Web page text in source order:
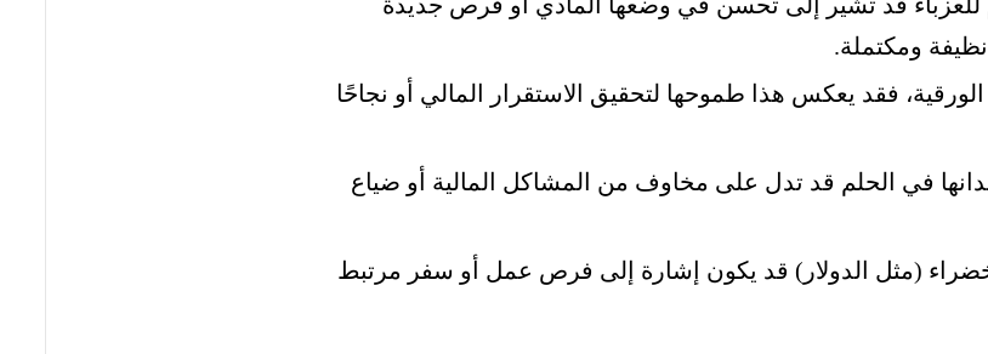
ومكتملة.
الورقية، فقد يعكس هذا طموحها لتحقيق الاستقرار المالي أو نجاحًا
في الحلم قد تدل على مخاوف من المشاكل المالية أو ضياع
الخضراء (مثل الدولار) قد يكون إشارة إلى فرص عمل أو سفر مرتبط